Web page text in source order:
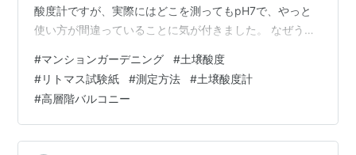
酸度計ですが、実際にはどこを測ってもpH7で、やっと
使い方が間違っていることに気が付きました。 なぜうま
トマス試験紙による測定方法を詳しくまとめました。 ■
酸性を確認した話はこちら→ 枯れるのは水切れだけじゃ
ない話 重要な先出し結論（忙しい人はここだけでも！）
棒式酸度計はそのまま土に差すだけではまず正しい値を
出さないことが多い。 正確に使うには「土を水で十分潤
#マンションガーデニング #土壌酸度
#リトマス試験紙 #測定方法 #土壌酸度計
#高層階バルコニー